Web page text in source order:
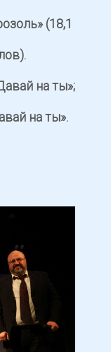
(18,1
на ты»;
на ты».